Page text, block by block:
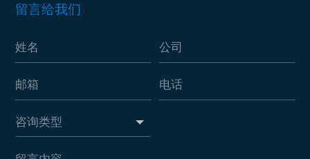
留言给我们